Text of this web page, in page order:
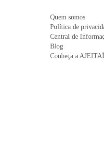
Quem somos
Política de
Central de
Blog
Conheça a AJEITAÍ